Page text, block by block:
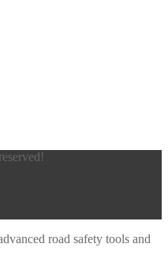
road safety tools and